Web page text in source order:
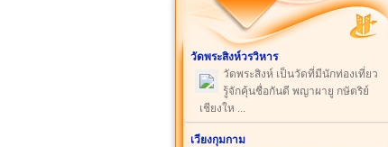
วัดพระสิงห์วรวิหาร
วัดพระสิงห์ เป็นวัดที่มีนักท่องเที่ยว
รู้จักคุ้นชื่อกันดี พญาผายู กษัตริย์
เชียงให ...
เวียงกุมกาม